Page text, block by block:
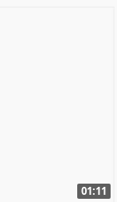
01:11